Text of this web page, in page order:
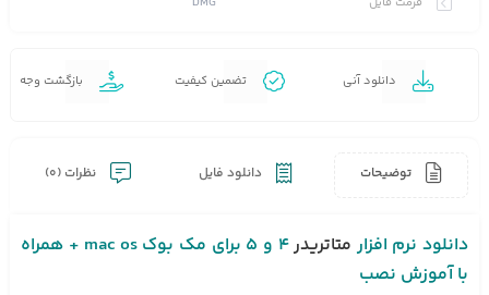
دانلود آنی تضمین کیفیت بازگشت وجه
توضیحات دانلود فایل نظرات (0)
دانلود نرم افزار متاتریدر
۴ و ۵ برای مک بوک mac os + همراه
با آموزش نصب